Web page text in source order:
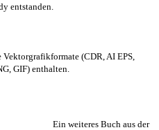
entstanden.
(CDR, AI EPS,
GIF) enthalten.
Ein weiteres Buch aus der